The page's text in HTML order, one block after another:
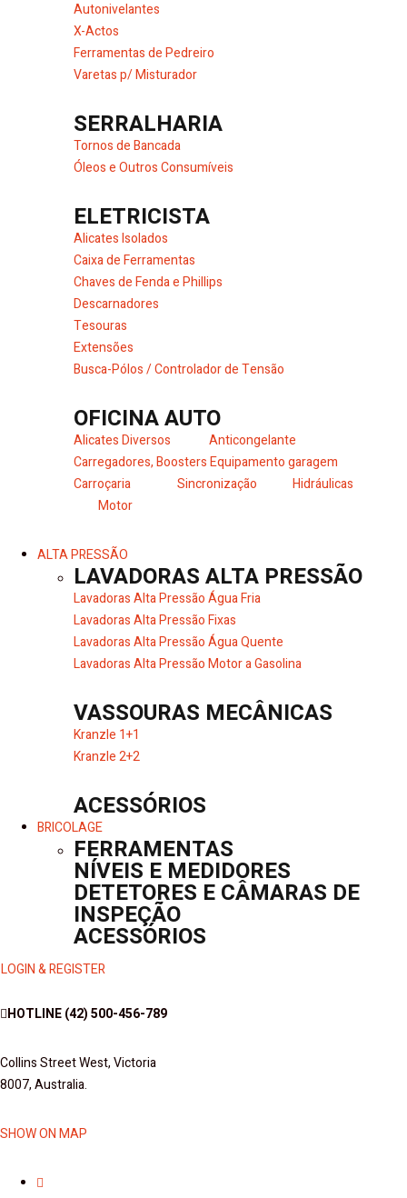
Autonivelantes
X-Actos
Ferramentas de Pedreiro
Varetas p/ Misturador
SERRALHARIA
Tornos de Bancada
Óleos e Outros Consumíveis
ELETRICISTA
Alicates Isolados
Caixa de Ferramentas
Chaves de Fenda e Phillips
Descarnadores
Tesouras
Extensões
Busca-Pólos / Controlador de Tensão
OFICINA AUTO
Alicates Diversos
Anticongelante
Carregadores, BoostersEquipamento garagem
Carroçaria
Sincronização
Hidráulicas
Motor
ALTA PRESSÃO
LAVADORAS ALTA PRESSÃO
Lavadoras Alta Pressão Água Fria
Lavadoras Alta Pressão Fixas
Lavadoras Alta Pressão Água Quente
Lavadoras Alta Pressão Motor a Gasolina
VASSOURAS MECÂNICAS
Kranzle 1+1
Kranzle 2+2
ACESSÓRIOS
BRICOLAGE
FERRAMENTAS
NÍVEIS E MEDIDORES
DETETORES E CÂMARAS DE
INSPEÇÃO
ACESSÓRIOS
LOGIN & REGISTER
HOTLINE(42) 500-456-789
Collins Street West, Victoria
8007, Australia.
SHOW ON MAP